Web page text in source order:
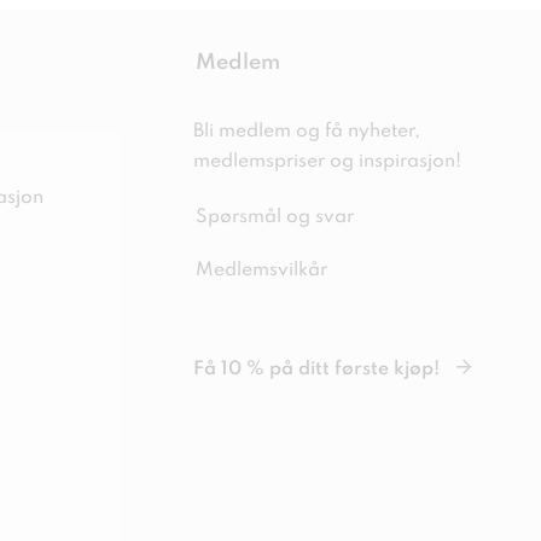
Medlem
Bli medlem og få nyheter,
medlemspriser og inspirasjon!
Spørsmål og svar
Medlemsvilkår
Få 10 % på ditt første kjøp!